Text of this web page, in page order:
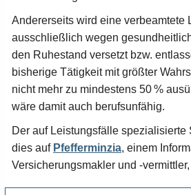
Andererseits wird eine verbeamtete
ausschließlich wegen
den Ruhestand versetzt bzw.
bisherige Tätigkeit mit größter
nicht mehr zu mindestens 50 %
wäre damit auch berufsunfähig.
Der auf Leistungsfälle spezialisierte
dies auf Pfefferminzia, einem
Versicherungsmakler und -